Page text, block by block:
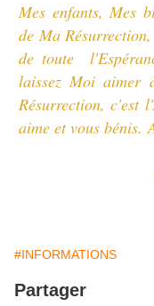
Mes enfants, Mes
de Ma
de toute
laissez Moi aimer
Résurrection, c'est
aime et vous bénis.
#INFORMATIONS
Partager